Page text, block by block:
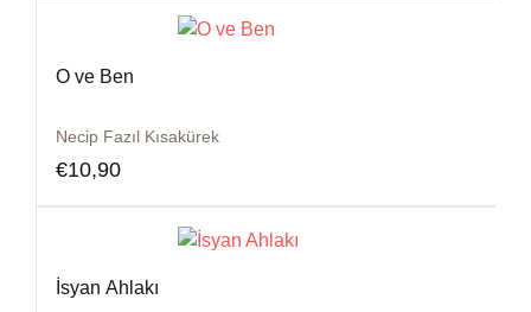
O ve Ben
Necip Fazıl Kısakürek
€10,90
İsyan Ahlakı